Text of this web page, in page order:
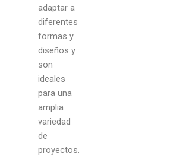
adaptar a
diferentes
formas y
diseños y
son
ideales
para una
amplia
variedad
de
proyectos.